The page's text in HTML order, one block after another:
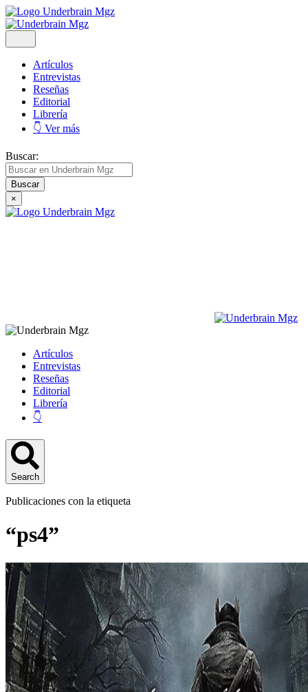
Artículos
Entrevistas
Reseñas
Editorial
Librería
👇 Ver más
Buscar:
×
Artículos
Entrevistas
Reseñas
Editorial
Librería
👇
Search
Publicaciones con la etiqueta
“ps4”